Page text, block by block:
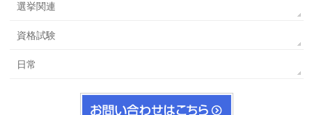
選挙関連
資格試験
日常